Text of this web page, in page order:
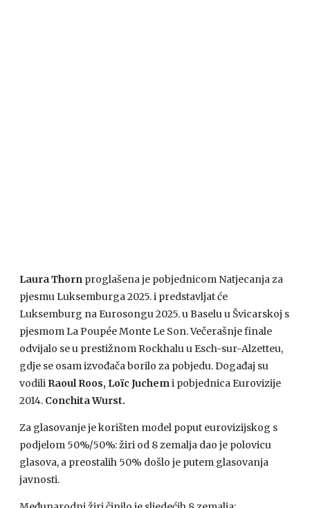
Laura Thorn proglašena je pobjednicom Natjecanja za
pjesmu Luksemburga 2025. i predstavljat će
Luksemburg na Eurosongu 2025. u Baselu u Švicarskoj s
pjesmom La Poupée Monte Le Son. Večerašnje finale
odvijalo se u prestižnom Rockhalu u Esch-sur-Alzetteu,
gdje se osam izvođača borilo za pobjedu. Događaj su
vodili Raoul Roos, Loïc Juchemi pobjednica Eurovizije
2014. Conchita Wurst.
Za glasovanje je korišten model poput eurovizijskog s
podjelom 50%/50%: žiri od 8 zemalja dao je polovicu
glasova, a preostalih 50% došlo je putem glasovanja
javnosti.